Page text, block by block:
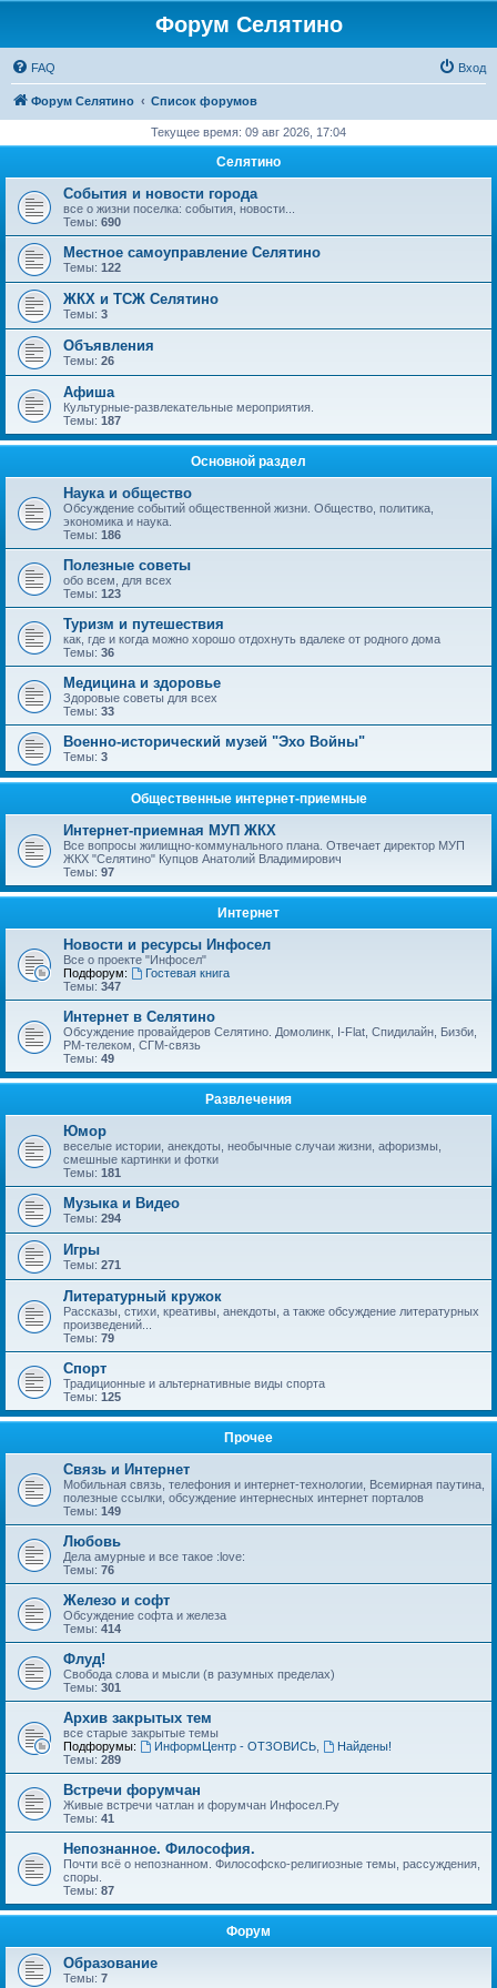
Форум Селятино
FAQ Вход
Форум Селятино Список форумов
Текущее время: 09 авг 2026, 17:04
Селятино
События и новости города
все о жизни поселка: события, новости...
Темы: 690
Местное самоуправление Селятино
Темы: 122
ЖКХ и ТСЖ Селятино
Темы: 3
Объявления
Темы: 26
Афиша
Культурные-развлекательные мероприятия.
Темы: 187
Основной раздел
Наука и общество
Обсуждение событий общественной жизни. Общество, политика,
экономика и наука.
Темы: 186
Полезные советы
обо всем, для всех
Темы: 123
Туризм и путешествия
как, где и когда можно хорошо отдохнуть вдалеке от родного дома
Темы: 36
Медицина и здоровье
Здоровые советы для всех
Темы: 33
Военно-исторический музей "Эхо Войны"
Темы: 3
Общественные интернет-приемные
Интернет-приемная МУП ЖКХ
Все вопросы жилищно-коммунального плана. Отвечает директор МУП
ЖКХ "Селятино" Купцов Анатолий Владимирович
Темы: 97
Интернет
Новости и ресурсы Инфосел
Все о проекте "Инфосел"
Подфорум:
Гостевая книга
Темы: 347
Интернет в Селятино
Обсуждение провайдеров Селятино. Домолинк, I-Flat, Спидилайн, Бизби,
РМ-телеком, СГМ-связь
Темы: 49
Развлечения
Юмор
веселые истории, анекдоты, необычные случаи жизни, афоризмы,
смешные картинки и фотки
Темы: 181
Музыка и Видео
Темы: 294
Игры
Темы: 271
Литературный кружок
Рассказы, стихи, креативы, анекдоты, а также обсуждение литературных
произведений...
Темы: 79
Спорт
Традиционные и альтернативные виды спорта
Темы: 125
Прочее
Связь и Интернет
Мобильная связь, телефония и интернет-технологии, Всемирная паутина,
полезные ссылки, обсуждение интернесных интернет порталов
Темы: 149
Любовь
Дела амурные и все такое :love:
Темы: 76
Железо и софт
Обсуждение софта и железа
Темы: 414
Флуд!
Свобода слова и мысли (в разумных пределах)
Темы: 301
Архив закрытых тем
все старые закрытые темы
Подфорумы:
ИнформЦентр - ОТЗОВИСЬ,
Найдены!
Темы: 289
Встречи форумчан
Живые встречи чатлан и форумчан Инфосел.Ру
Темы: 41
Непознанное. Философия.
Почти всё о непознанном. Философско-религиозные темы, рассуждения,
споры.
Темы: 87
Форум
Образование
Темы: 7